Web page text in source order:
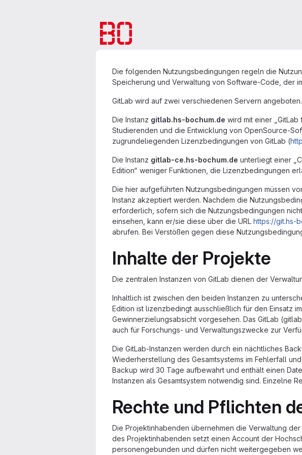
Die folgenden Nutzungsbedingungen regeln die
Speicherung und Verwaltung von Software-Code, der
GitLab wird auf zwei verschiedenen Servern angeboten.
Die Instanz gitlab.hs-bochum.de wird mit einer
Studierenden und die Entwicklung von OpenSource-
zugrundeliegenden Lizenzbedingungen von GitLab (
Die Instanz gitlab-ce.hs-bochum.de unterliegt einer
Edition“ weniger Funktionen, die Lizenzbedingungen
Die hier aufgeführten Nutzungsbedingungen müssen
Instanz akzeptiert werden. Nachdem die
erforderlich, sofern sich die Nutzungsbedingungen
einsehen, kann er/sie diese über die URL https://git.hs-
abrufen. Bei Verstößen gegen diese
Inhalte der Projekte
Die zentralen Instanzen von GitLab dienen der
Inhaltlich ist zwischen den beiden Instanzen zu
Edition ist lizenzbedingt ausschließlich für den Einsatz
Gewinnerzielungsabsicht vorgesehen. Das GitLab
auch für Forschungs- und Verwaltungszwecke zur
Die GitLab-Instanzen werden durch ein nächtliches
Wiederherstellung des Gesamtsystems im Fehlerfall
Backup wird 30 Tage aufbewahrt und enthält einen
Instanzen als Gesamtsystem notwendig sind. Einzelne
Rechte und Pflichten
Die Projektinhabenden übernehmen die Verwaltung
des Projektinhabenden setzt einen Account der
personengebunden und dürfen nicht weitergegeben